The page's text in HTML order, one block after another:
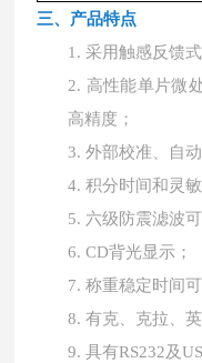
三、产品特点
1.采用触感反馈
2. 高性能单片微
高精度；
3.外部校准、自
4.积分时间和灵
5. 六级防震滤波
6.CD背光显示；
7.称重稳定时间可
8.有克、克拉、
9.具有RS232及